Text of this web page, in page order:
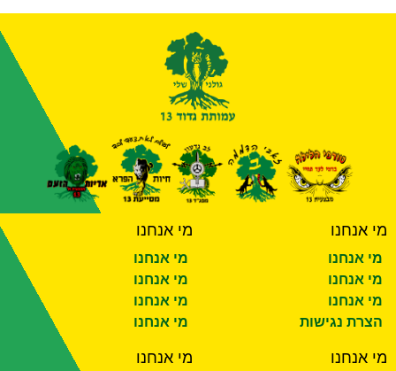
מי אנחנו
מי אנחנו
מי אנחנו
מי אנחנו
הצרת נגישות
מי אנחנו
מי אנחנו
מי אנחנו
מי אנחנו
מי אנחנו
מי אנחנו מי אנחנו